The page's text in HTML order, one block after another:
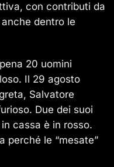
con contributi da
dentro le
20 uomini
Il 29 agosto
Salvatore
Due dei suoi
cassa è in rosso.
perché le “mesate”